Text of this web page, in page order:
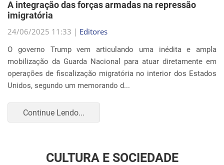
Continue Lendo...
CULTURA E SOCIEDADE